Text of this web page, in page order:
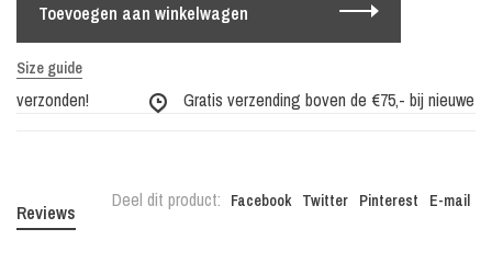
Toevoegen aan winkelwagen
Size guide
Gratis verzending boven de €75,- bij nieuwe
Deel dit product: Facebook Twitter Pinterest E-mail
Reviews